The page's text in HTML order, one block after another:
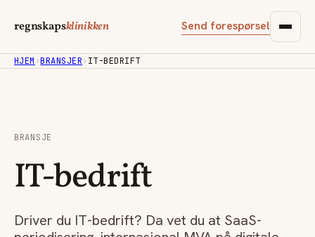
regnskapsklinikken Send forespørsel
HJEM ›BRANSJER› IT-BEDRIFT
BRANSJE
IT-bedrift
Driver du IT-bedrift? Da vet du at SaaS-